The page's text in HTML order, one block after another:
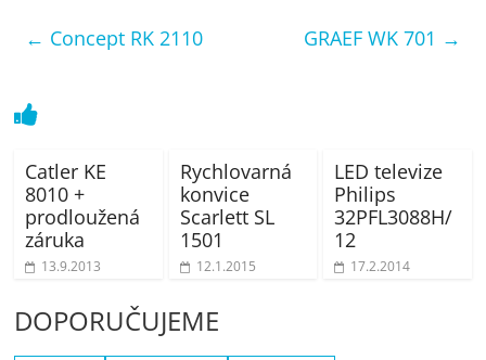
mobilní
bazény
← Concept RK 2110 GRAEF WK 701 →
Catler KE
8010 +
prodloužená
záruka
13.9.2013
Rychlovarná
konvice
Scarlett SL
1501
12.1.2015
LED televize
Philips
32PFL3088H/
12
17.2.2014
DOPORUČUJEME